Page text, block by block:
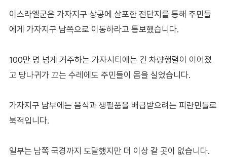
이스라엘군은 가자지구 상공에 살포한 전단지를 통해 주민들
에게 가자지구 남쪽으로 이동하라고 통보했습니다.
100만 명 넘게 거주하는 가자시티에는 긴 차량행렬이 이어졌
고 당나귀가 끄는 수레에도 주민들이 몸을 실었습니다.
가자지구 남부에는 음식과 생필품을 배급받으려는 피란민들로
북적입니다.
일부는 남쪽 국경까지 도달했지만 더 이상 갈 곳이 없습니다.